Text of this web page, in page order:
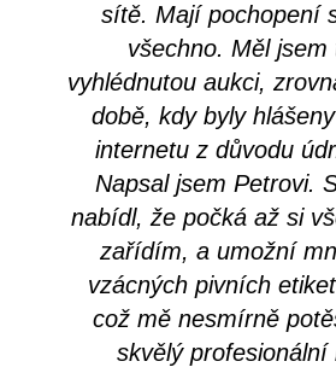
sítě. Mají pochopení
všechno. Měl jsem
vyhlédnutou aukci,
době, kdy byly
internetu z důvodu
Napsal jsem Petrovi.
nabídl, že počká až si
zařídím, a umožní
vzácných pivních
což mě nesmírně
skvělý profesionální